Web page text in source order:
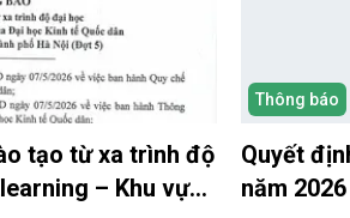
tạo từ xa trình độ
– Khu vực
Thông báo
Quyết
năm